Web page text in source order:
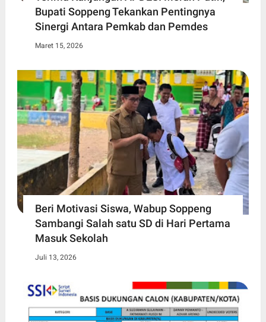
Bupati Soppeng Tekankan Pentingnya
Sinergi Antara Pemkab dan Pemdes
Maret 15, 2026
Beri Motivasi Siswa, Wabup Soppeng
Sambangi Salah satu SD di Hari Pertama
Masuk Sekolah
Juli 13, 2026